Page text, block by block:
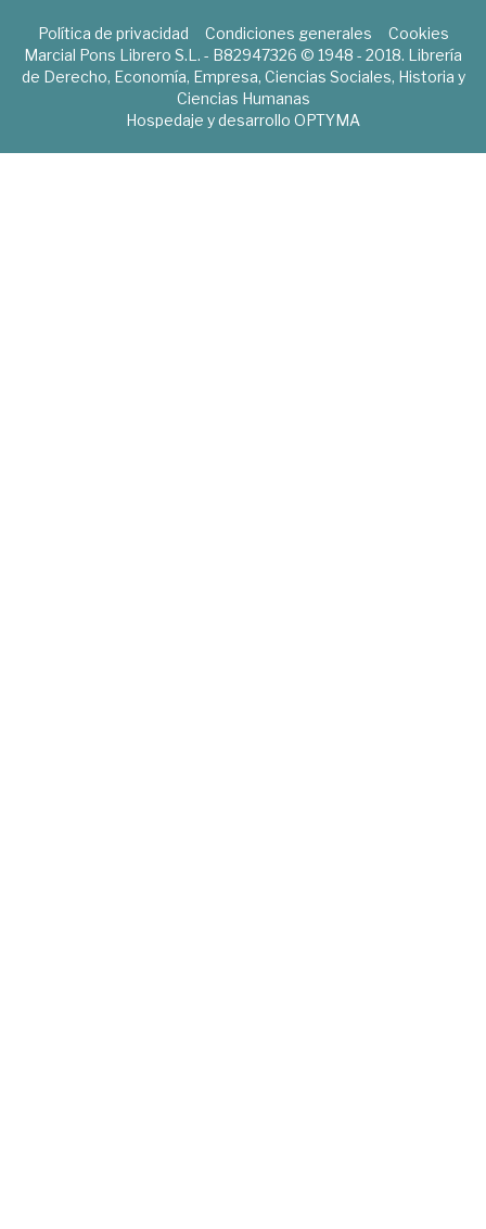
Política de privacidad Condiciones generales
Cookies
Marcial Pons Librero S.L. - B82947326 © 1948 - 2018. Librería
de Derecho, Economía, Empresa, Ciencias Sociales, Historia y
Ciencias Humanas
Hospedaje y desarrollo OPTYMA